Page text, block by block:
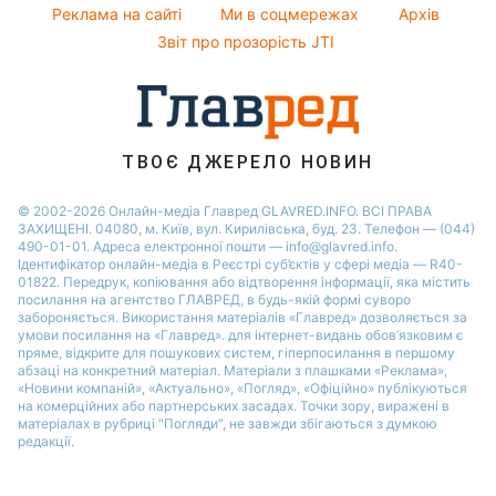
Новини Харкова
Максим Галкін
Віталій Козловський
Усе про шоу-бізнес
Реклама на сайті
Ми в соцмережах
Архів
Звіт про прозорість JTI
ТВОЄ ДЖЕРЕЛО НОВИН
© 2002-2026 Онлайн-медіа Главред GLAVRED.INFO. ВСІ ПРАВА
ЗАХИЩЕНІ. 04080, м. Київ, вул. Кирилівська, буд. 23. Телефон — (044)
490-01-01. Адреса електронної пошти — info@glavred.info.
Ідентифікатор онлайн-медіа в Реєстрі суб’єктів у сфері медіа — R40-
01822. Передрук, копіювання або відтворення інформації, яка містить
посилання на агентство ГЛАВРЕД, в будь-якій формi суворо
забороняється. Використання матеріалів «Главред» дозволяється за
умови посилання на «Главред». для інтернет-видань обов’язковим є
пряме, відкрите для пошукових систем, гіперпосилання в першому
абзаці на конкретний матеріал. Матеріали з плашками «Реклама»,
«Новини компаній», «Актуально», «Погляд», «Офіційно» публікуються
на комерційних або партнерських засадах. Точки зору, виражені в
матеріалах в рубриці "Погляди", не завжди збігаються з думкою
редакції.